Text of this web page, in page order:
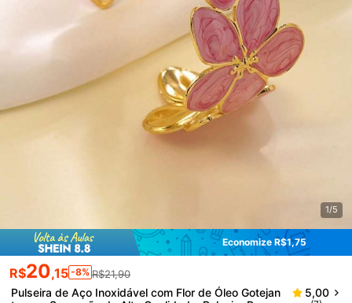
1/5
Economize R$1,75
R$20,15 -8% R$21,90
Pulseira de Aço Inoxidável com Flor de Óleo Gotejan
5,00